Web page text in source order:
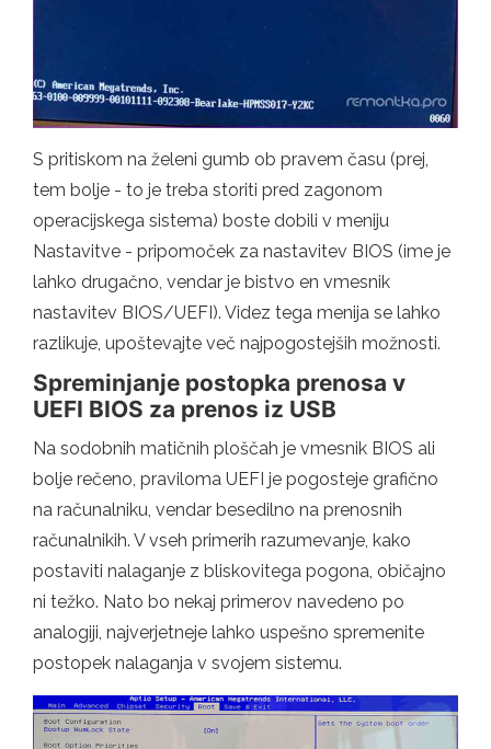
S pritiskom na želeni gumb ob pravem času (prej,
tem bolje - to je treba storiti pred zagonom
operacijskega sistema) boste dobili v meniju
Nastavitve - pripomoček za nastavitev BIOS (ime je
lahko drugačno, vendar je bistvo en vmesnik
nastavitev BIOS/UEFI). Videz tega menija se lahko
razlikuje, upoštevajte več najpogostejših možnosti.
Spreminjanje postopka prenosa v
UEFI BIOS za prenos iz USB
Na sodobnih matičnih ploščah je vmesnik BIOS ali
bolje rečeno, praviloma UEFI je pogosteje grafično
na računalniku, vendar besedilno na prenosnih
računalnikih. V vseh primerih razumevanje, kako
postaviti nalaganje z bliskovitega pogona, običajno
ni težko. Nato bo nekaj primerov navedeno po
analogiji, najverjetneje lahko uspešno spremenite
postopek nalaganja v svojem sistemu.